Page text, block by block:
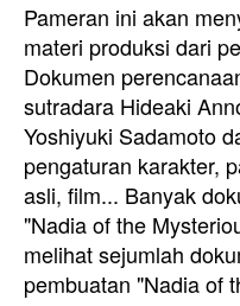
Pameran ini akan
materi produksi dari
Dokumen
sutradara Hideaki
Yoshiyuki Sadamoto
pengaturan karakter,
asli, film... Banyak
"Nadia of the
melihat sejumlah
pembuatan "Nadia of